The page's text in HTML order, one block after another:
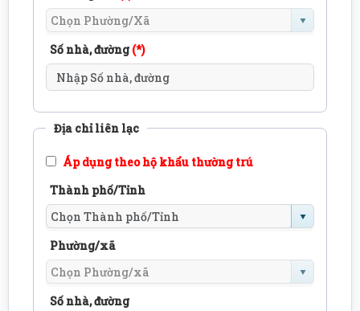
Số nhà, đường (*)
Địa chỉ liên lạc
Áp dụng theo hộ khẩu thường trú
Thành phố/Tỉnh
Phường/xã
Số nhà, đường